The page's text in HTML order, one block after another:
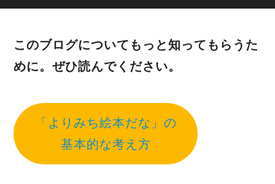
このブログについてもっと知ってもらうた
めに。ぜひ読んでください。
「よりみち絵本だな」の
基本的な考え方